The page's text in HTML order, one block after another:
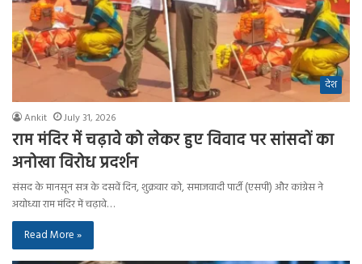
देश
Ankit July 31, 2026
राम मंदिर में चढ़ावे को लेकर हुए विवाद पर सांसदों का
अनोखा विरोध प्रदर्शन
संसद के मानसून सत्र के दसवें दिन, शुक्रवार को, समाजवादी पार्टी (एसपी) और कांग्रेस ने
अयोध्या राम मंदिर में चढ़ावे…
Read More »